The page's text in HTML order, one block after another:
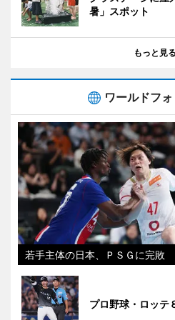
暑」スポット
もっと見る
ワールドフ
若手主体の日本、ＰＳＧに完敗
プロ野球・ロッ